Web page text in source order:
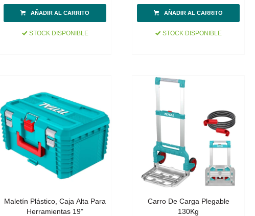
STOCK DISPONIBLE STOCK DISPONIBLE
Maletín Plástico, Caja Alta Para
Herramientas 19"
Carro De Carga Plegable
130Kg